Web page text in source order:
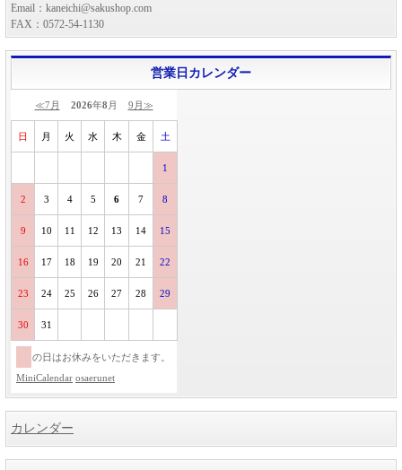
Email：kaneichi@sakushop.com
FAX：0572-54-1130
営業日カレンダー
≪7月 2026年8 月 9月≫
日 月 火 水 木 金 土
1
2 3 4 5 6 7 8
9 10 11 12 13 14 15
16 17 18 19 20 21 22
23 24 25 26 27 28 29
30 31
の日はお休みをいただきます。
MiniCalendar osaerunet
カレンダー